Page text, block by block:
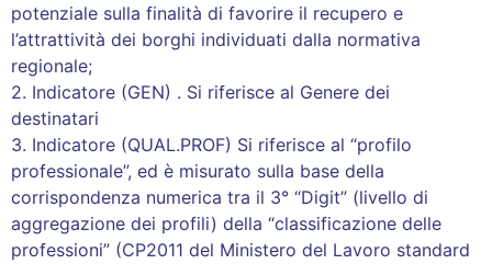
potenziale sulla finalità di favorire il recupero e
l’attrattività dei borghi individuati dalla normativa
regionale;
2. Indicatore (GEN) . Si riferisce al Genere dei
destinatari
3. Indicatore (QUAL.PROF) Si riferisce al “profilo
professionale”, ed è misurato sulla base della
corrispondenza numerica tra il 3° “Digit” (livello di
aggregazione dei profili) della “classificazione delle
professioni” (CP2011 del Ministero del Lavoro standard